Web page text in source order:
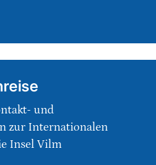
und
zur Internationalen
Insel Vilm